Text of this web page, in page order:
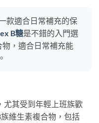
款適合日常補充的保
B糖是不錯的入門選
，適合日常補充能
尤其受到年輕上班族歡
維生素複合物，包括